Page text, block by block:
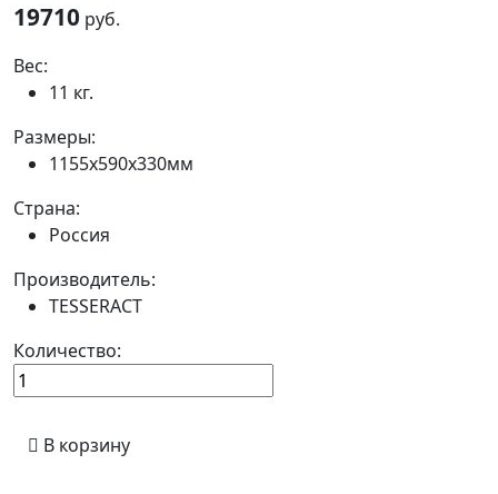
19710 руб.
Вес:
11 кг.
Размеры:
1155x590x330мм
Страна:
Россия
Производитель:
TESSERACT
Количество:
В корзину